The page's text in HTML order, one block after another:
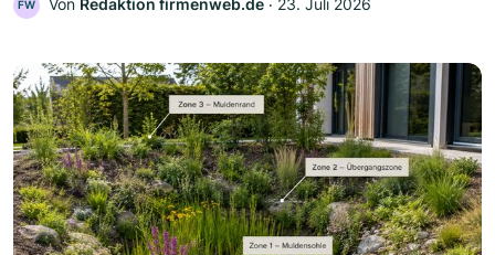
FW Von Redaktion firmenweb.de ‧ 23. Juli 2026